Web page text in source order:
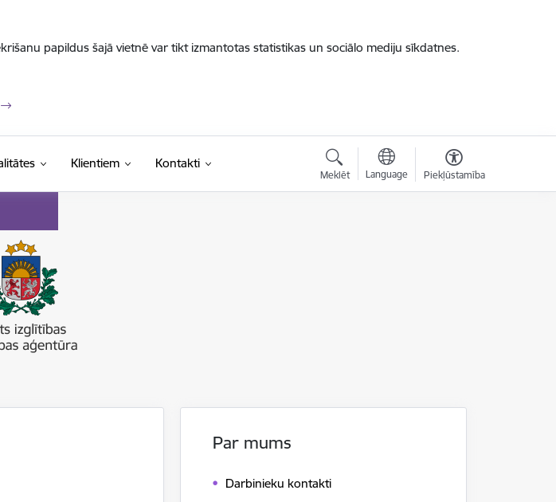
papildus šajā vietnē var tikt izmantotas statistikas un sociālo mediju sīkdatnes.
Klientiem Kontakti
Meklēt Language Piekļūstamība
Par mums
Darbinieku kontakti